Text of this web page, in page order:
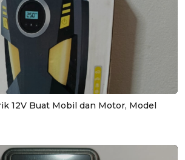
12V Buat Mobil dan Motor, Model